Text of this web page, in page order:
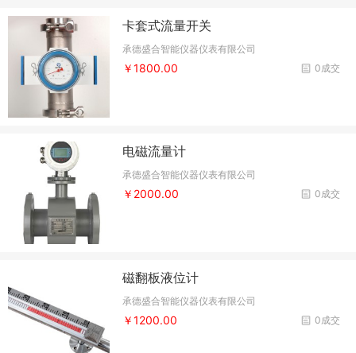
卡套式流量开关
承德盛合智能仪器仪表有限公司
0成交
￥1800.00
电磁流量计
承德盛合智能仪器仪表有限公司
0成交
￥2000.00
磁翻板液位计
承德盛合智能仪器仪表有限公司
0成交
￥1200.00